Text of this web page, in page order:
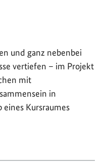
und ganz nebenbei
vertiefen – im Projekt
mit
in
eines Kursraumes